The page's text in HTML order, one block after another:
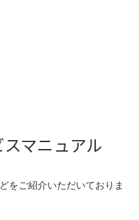
マニュアル
をご紹介いただいておりま